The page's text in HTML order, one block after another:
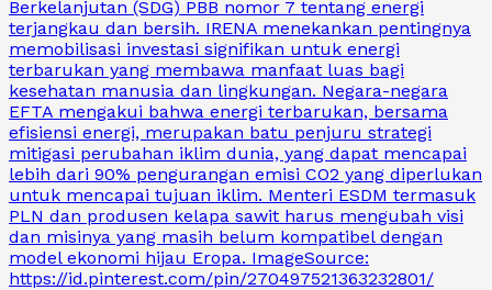
Berkelanjutan (SDG) PBB nomor 7 tentang energi
terjangkau dan bersih. IRENA menekankan pentingnya
memobilisasi investasi signifikan untuk energi
terbarukan yang membawa manfaat luas bagi
kesehatan manusia dan lingkungan. Negara-negara
EFTA mengakui bahwa energi terbarukan, bersama
efisiensi energi, merupakan batu penjuru strategi
mitigasi perubahan iklim dunia, yang dapat mencapai
lebih dari 90% pengurangan emisi CO2 yang diperlukan
untuk mencapai tujuan iklim. Menteri ESDM termasuk
PLN dan produsen kelapa sawit harus mengubah visi
dan misinya yang masih belum kompatibel dengan
model ekonomi hijau Eropa. ImageSource:
https://id.pinterest.com/pin/270497521363232801/